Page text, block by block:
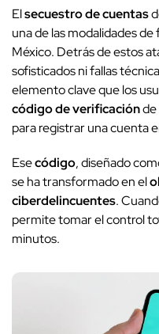
Elsecuestro de cuentas
una de las modalidades
México. Detrás de estos
sofisticados ni fallas
elemento clave que los
código de verificaciónde
para registrar una cuenta
Esecódigo, diseñado
se ha transformado en el
ciberdelincuentes.
permite tomar el control
minutos.